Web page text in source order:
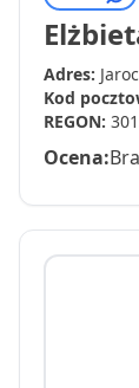
Adres:
Kod
REGON:
Ocena: